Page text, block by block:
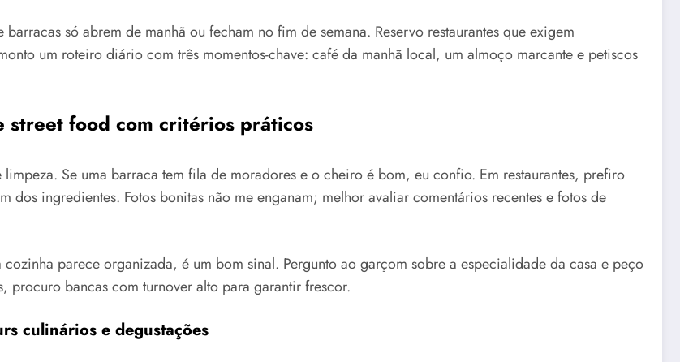
só abrem de manhã ou fecham no fim de semana. Reservo restaurantes que exigem
um roteiro diário com três momentos-chave: café da manhã local, um almoço marcante e petiscos
street food com critérios práticos
Se uma barraca tem fila de moradores e o cheiro é bom, eu confio. Em restaurantes, prefiro
dos ingredientes. Fotos bonitas não me enganam; melhor avaliar comentários recentes e fotos de
parece organizada, é um bom sinal. Pergunto ao garçom sobre a especialidade da casa e peço
bancas com turnover alto para garantir frescor.
culinários e degustações